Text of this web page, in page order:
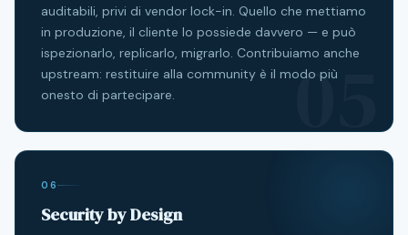
05
auditabili, privi di vendor lock-in. Quello che mettiamo
in produzione, il cliente lo possiede davvero — e può
ispezionarlo, replicarlo, migrarlo. Contribuiamo anche
upstream: restituire alla community è il modo più
onesto di partecipare.
06
Security by Design